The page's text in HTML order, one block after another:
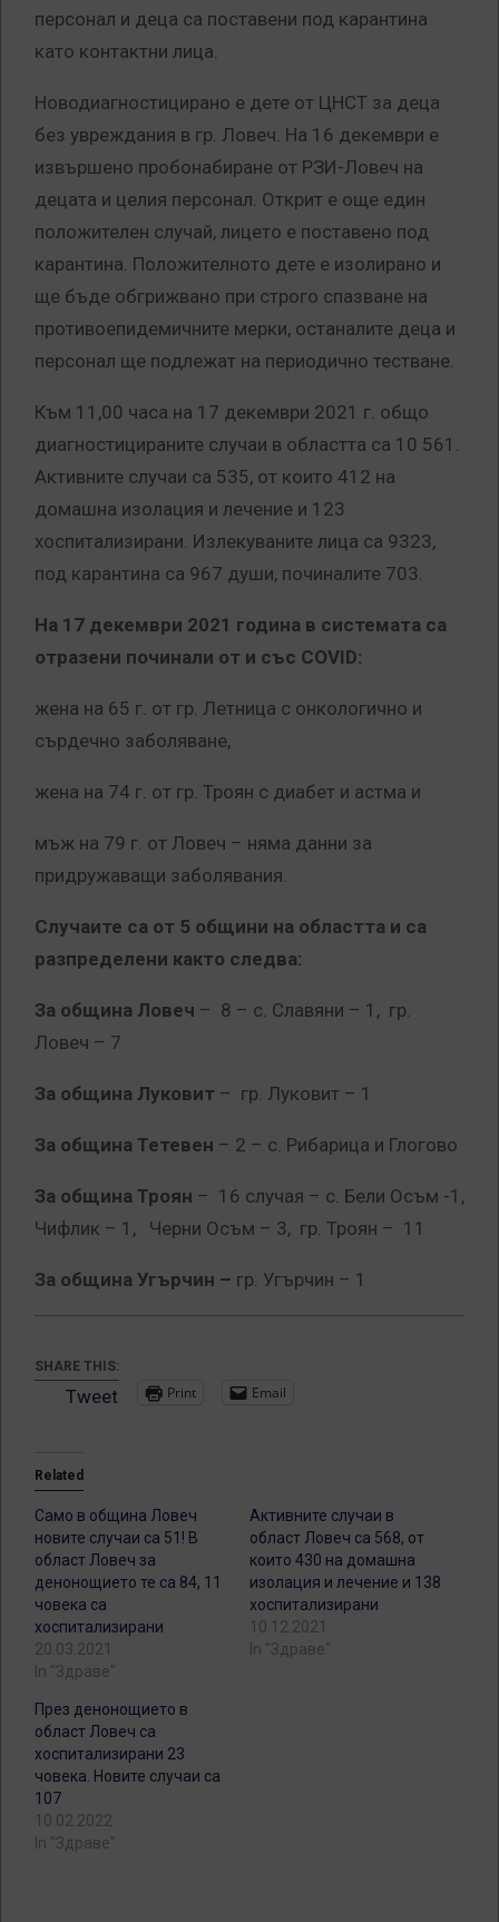
персонал и деца са поставени под карантина
като контактни лица.
Новодиагностицирано е дете от ЦНСТ за деца
без увреждания в гр. Ловеч. На 16 декември е
извършено пробонабиране от РЗИ-Ловеч на
децата и целия персонал. Открит е още един
положителен случай, лицето е поставено под
карантина. Положителното дете е изолирано и
ще бъде обгрижвано при строго спазване на
противоепидемичните мерки, останалите деца и
персонал ще подлежат на периодично тестване.
Към 11,00 часа на 17 декември 2021 г. общо
диагностицираните случаи в областта са 10 561.
Активните случаи са 535, от които 412 на
домашна изолация и лечение и 123
хоспитализирани. Излекуваните лица са 9323,
под карантина са 967 души, починалите 703.
На 17 декември 2021 година в системата са
отразени починали от и със COVID:
жена на 65 г. от гр. Летница с онкологично и
сърдечно заболяване,
жена на 74 г. от гр. Троян с диабет и астма и
мъж на 79 г. от Ловеч – няма данни за
придружаващи заболявания.
Случаите са от 5 общини на областта и са
разпределени както следва:
За община Ловеч – 8 – с. Славяни – 1, гр.
Ловеч – 7
За община Луковит – гр. Луковит – 1
За община Тетевен – 2 – с. Рибарица и Глогово
За община Троян – 16 случая – с. Бели Осъм -1,
Чифлик – 1, Черни Осъм – 3, гр. Троян – 11
За община Угърчин – гр. Угърчин – 1
SHARE THIS:
Tweet Print Email
Related
Само в община Ловеч
новите случаи са 51! В
област Ловеч за
денонощието те са 84, 11
човека са
хоспитализирани
20.03.2021
In "Здраве"
Активните случаи в
област Ловеч са 568, от
които 430 на домашна
изолация и лечение и 138
хоспитализирани
10.12.2021
In "Здраве"
През денонощието в
област Ловеч са
хоспитализирани 23
човека. Новите случаи са
107
10.02.2022
In "Здраве"